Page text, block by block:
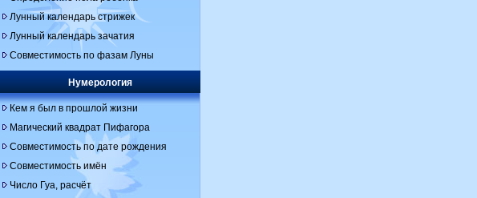
Лунный календарь стрижек
Лунный календарь зачатия
Совместимость по фазам Луны
Нумерология
Кем я был в прошлой жизни
Магический квадрат Пифагора
Совместимость по дате рождения
Совместимость имён
Число Гуа, расчёт